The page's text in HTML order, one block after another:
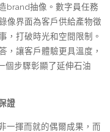
brand抽像。數字員任務
像界面為客戶供給產物徵
，打破時光和空間限制。
，讓客戶體驗更具溫度，
個步驟彰顯了延伸石油
證
一揮而就的偶爾成果，而